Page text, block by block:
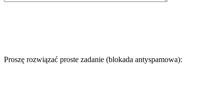
Proszę rozwiązać proste zadanie (blokada antyspamowa):